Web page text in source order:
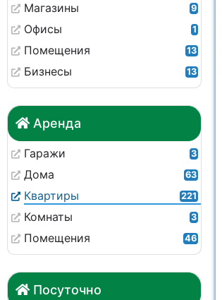
Магазины 9
Офисы 1
Помещения 13
Бизнесы 13
Аренда
Гаражи 3
Дома 63
Квартиры 221
Комнаты 3
Помещения 46
Посуточно